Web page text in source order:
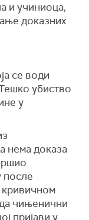
и учиниоца,
доказних
се води
убиство
у
нема доказа
после
кривичном
чињенични
пријави у